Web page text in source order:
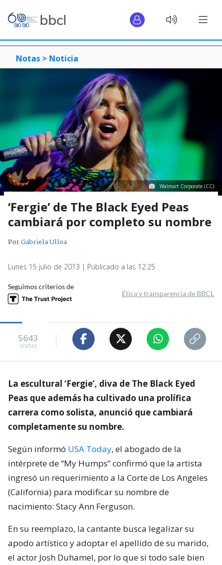
Notas > Noticia
Walmart Corporate (CC)
‘Fergie’ de The Black Eyed Peas
cambiará por completo su nombre
PorGabriela Ulloa
Lunes 15 julio de 2013 | Publicado a las 12:25
Seguimos criterios de
Ética y transparencia de BBCL
5643
visitas
La escultural ‘Fergie’, diva de The Black Eyed
Peas que además ha cultivado una prolífica
carrera como solista, anunció que cambiará
completamente su nombre.
Según informó USA Today, el abogado de la
intérprete de “My Humps” confirmó que la artista
ingresó un requerimiento a la Corte de Los Angeles
(California) para modificar su nombre de
nacimiento: Stacy Ann Ferguson.
En su reemplazo, la cantante busca legalizar su
apodo artístico y adoptar el apellido de su marido,
el actor Josh Duhamel, por lo que si todo sale bien